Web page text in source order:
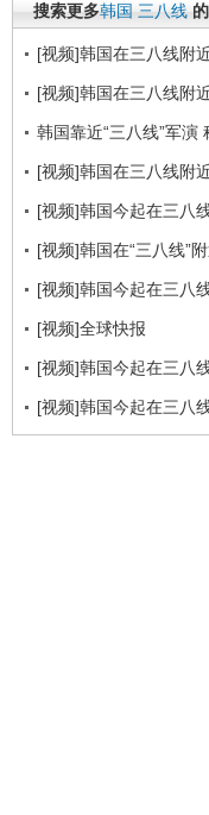
搜索更多韩国 三八线
[视频]韩国在三八线附
[视频]韩国在三八线附
韩国靠近“三八线”军演
[视频]韩国在三八线附
[视频]韩国今起在三八
[视频]韩国在“三八线”
[视频]韩国今起在三八
[视频]全球快报
[视频]韩国今起在三八
[视频]韩国今起在三八